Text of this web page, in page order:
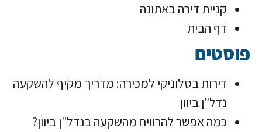
קניית דירה באתונה
דף הבית
פוסטים
דירות בסלוניקי למכירה: מדריך מקיף להשקעה
נדל"ן ביוון
כמה אפשר להרוויח מהשקעה בנדל"ן ביוון?